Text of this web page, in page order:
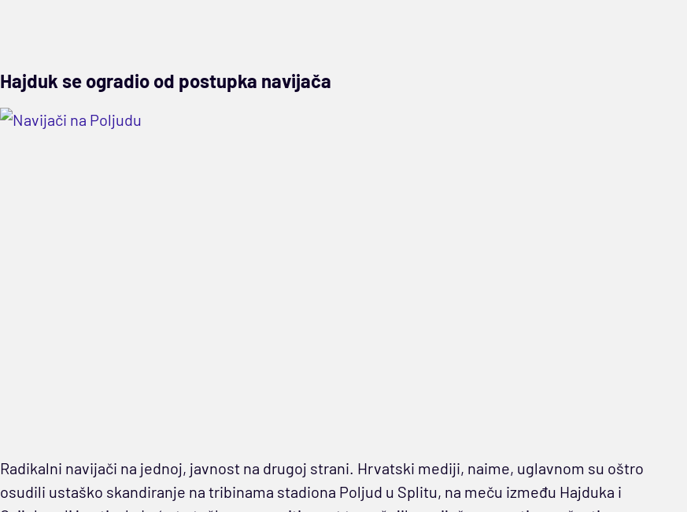
Hajduk se ogradio od postupka navijača
Radikalni navijači na jednoj, javnost na drugoj strani. Hrvatski mediji, naime, uglavnom su oštro
osudili ustaško skandiranje na tribinama stadiona Poljud u Splitu, na meču između Hajduka i